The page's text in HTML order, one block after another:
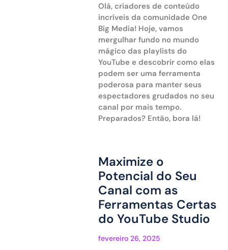
Olá, criadores de conteúdo
incríveis da comunidade One
Big Media! Hoje, vamos
mergulhar fundo no mundo
mágico das playlists do
YouTube e descobrir como elas
podem ser uma ferramenta
poderosa para manter seus
espectadores grudados no seu
canal por mais tempo.
Preparados? Então, bora lá!
Maximize o
Potencial do Seu
Canal com as
Ferramentas Certas
do YouTube Studio
fevereiro 26, 2025